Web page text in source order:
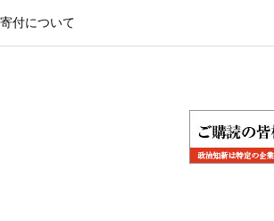
寄付について